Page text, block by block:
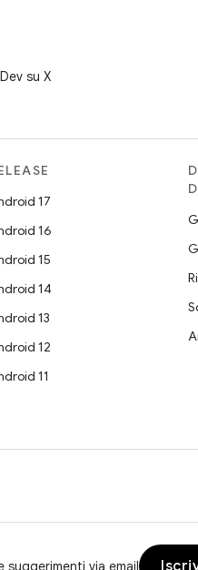
su X
17
16
15
14
13
12
11
suggerimenti via email